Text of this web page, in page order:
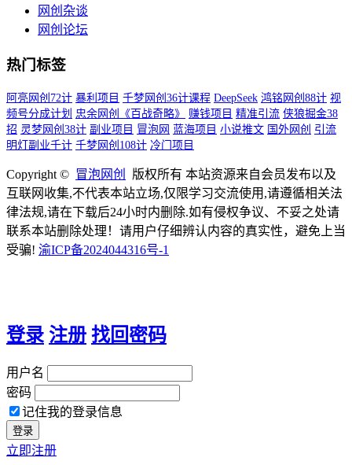
网创杂谈
网创论坛
热门标签
阿亮网创72计 暴利项目 千梦网创36计课程 DeepSeek 鸿铭网创88计 视
频号分成计划 忠余网创《百战奇略》 赚钱项目 精准引流 侠狼掘金38
招 灵梦网创38计 副业项目 冒泡网 蓝海项目 小说推文 国外网创 引流
明灯副业千计 千梦网创108计 冷门项目
Copyright © 冒泡网创
版权所有 本站资源来自会员发布以及
互联网收集,不代表本站立场,仅限学习交流使用,请遵循相关法
律法规,请在下载后24小时内删除.如有侵权争议、不妥之处请
联系本站删除处理！请用户仔细辨认内容的真实性，避免上当
受骗! 渝ICP备2024044316号-1
登录 注册 找回密码
用户名
密码
记住我的登录信息
立即注册